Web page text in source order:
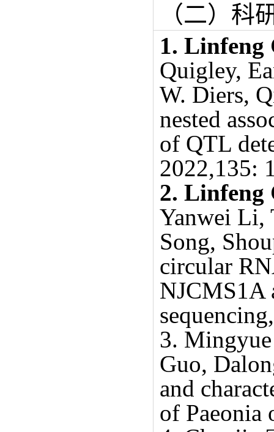
（二）科
1. Linfeng
Quigley,
W. Diers,
nested
of QTL
2022,135:
2. Linfeng
Yanwei Li,
Song,
circular
NJCMS1A
3.
Guo,
and
of Paeonia